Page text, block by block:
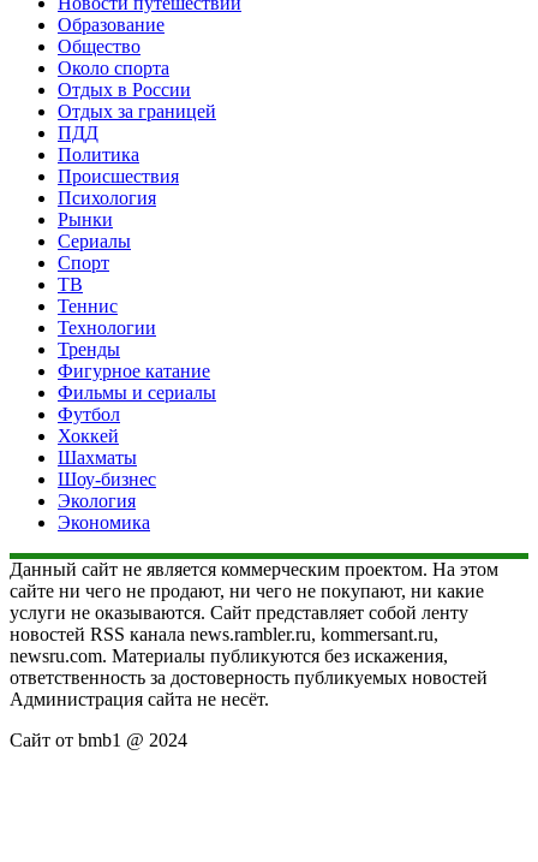
Образование
Общество
Около спорта
Отдых в России
Отдых за границей
ПДД
Политика
Происшествия
Психология
Рынки
Сериалы
Спорт
ТВ
Теннис
Технологии
Тренды
Фигурное катание
Фильмы и сериалы
Футбол
Хоккей
Шахматы
Шоу-бизнес
Экология
Экономика
Данный сайт не является коммерческим проектом. На этом
сайте ни чего не продают, ни чего не покупают, ни какие
услуги не оказываются. Сайт представляет собой ленту
новостей RSS канала news.rambler.ru, kommersant.ru,
newsru.com. Материалы публикуются без искажения,
ответственность за достоверность публикуемых новостей
Администрация сайта не несёт.
Сайт от bmb1 @ 2024